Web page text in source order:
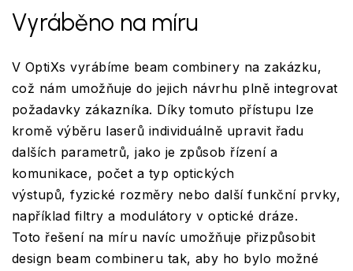
Vyráběno na míru
V OptiXs vyrábíme beam combinery na zakázku,
což nám umožňuje do jejich návrhu plně integrovat
požadavky zákazníka. Díky tomuto přístupu lze
kromě výběru laserů individuálně upravit řadu
dalších parametrů, jako je způsob řízení a
komunikace, počet a typ optických
výstupů, fyzické rozměry nebo další funkční prvky,
například filtry a modulátory v optické dráze.
Toto řešení na míru navíc umožňuje přizpůsobit
design beam combineru tak, aby ho bylo možné